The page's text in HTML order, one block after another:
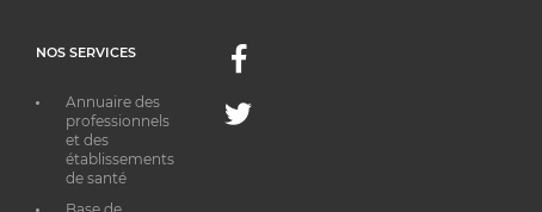
NOS SERVICES
Annuaire des
professionnels
et des
établissements
de santé
Facebook
Twitter